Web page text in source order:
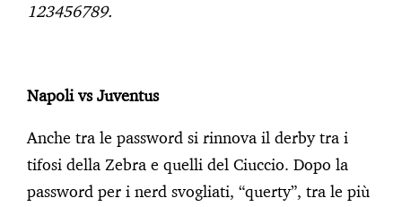
123456789.
Napoli vs Juventus
Anche tra le password si rinnova il derby tra i
tifosi della Zebra e quelli del Ciuccio. Dopo la
password per i nerd svogliati, “querty”, tra le più